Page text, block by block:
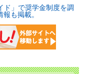
ド」で奨学金制度を調
も掲載。